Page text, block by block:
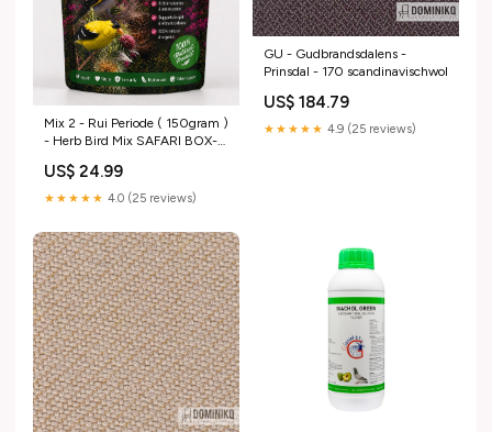
Mix 2 - Rui Periode ( 150gram )
- Herb Bird Mix SAFARI BOX-
US$ 24.99
★★★★★ 4.0 (25 reviews)
GU - Gudbrandsdalens -
Prinsdal - 170 scandinavischwol
US$ 184.79
★★★★★ 4.9 (25 reviews)